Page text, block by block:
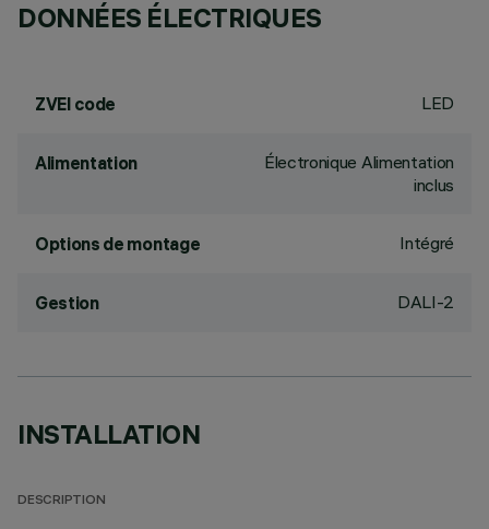
DONNÉES ÉLECTRIQUES
ZVEI code LED
Alimentation
Électronique Alimentation
inclus
Options de montage Intégré
Gestion DALI-2
INSTALLATION
DESCRIPTION